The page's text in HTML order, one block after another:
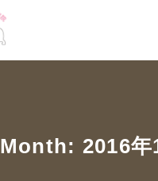
Month: 2016年